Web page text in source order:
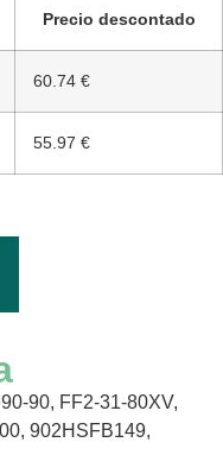
Precio descontado
60.74 €
55.97 €
90, FF2-31-80XV,
902HSFB149,